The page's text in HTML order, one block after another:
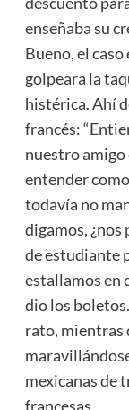
enseñaba su
Bueno, el
golpeara la
histérica. Ahí
francés:
nuestro amigo
entender
todavía no
digamos,
de estudiante
estallamos en
dio los
rato, mientras
mexicanas de
francesas.